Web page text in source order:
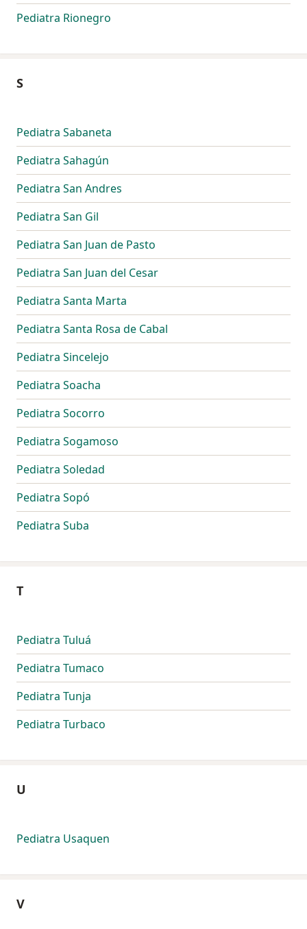
Pediatra Rionegro
S
Pediatra Sabaneta
Pediatra Sahagún
Pediatra San Andres
Pediatra San Gil
Pediatra San Juan de Pasto
Pediatra San Juan del Cesar
Pediatra Santa Marta
Pediatra Santa Rosa de Cabal
Pediatra Sincelejo
Pediatra Soacha
Pediatra Socorro
Pediatra Sogamoso
Pediatra Soledad
Pediatra Sopó
Pediatra Suba
T
Pediatra Tuluá
Pediatra Tumaco
Pediatra Tunja
Pediatra Turbaco
U
Pediatra Usaquen
V